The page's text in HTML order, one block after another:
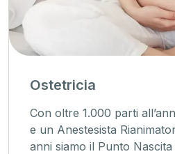
Ostetricia
Con oltre 1.000 parti
e un Anestesista
anni siamo il Punto